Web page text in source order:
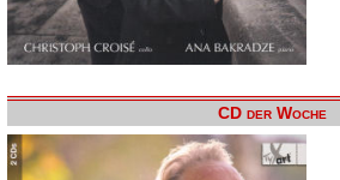
CD der Woche